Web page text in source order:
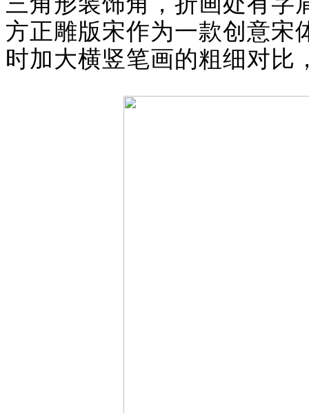
方正雕版宋作为一款创意宋
时加大横竖笔画的粗细对比